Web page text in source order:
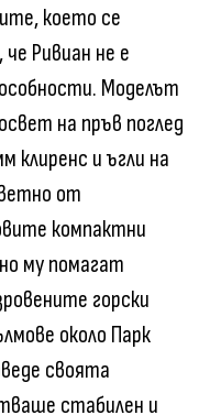
което се
Ривиан не е
Моделът
на пръв поглед
клиренс и ъгли на
от
компактни
му помагат
горски
около Парк
своята
стабилен и